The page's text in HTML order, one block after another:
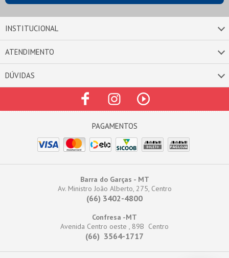
INSTITUCIONAL
ATENDIMENTO
DÚVIDAS
Barra do Garças - MT
Av. Ministro João Alberto, 275, Centro
(66) 3402-4800
Confresa -MT
Avenida Centro oeste , 89B Centro
(66) 3564-1717